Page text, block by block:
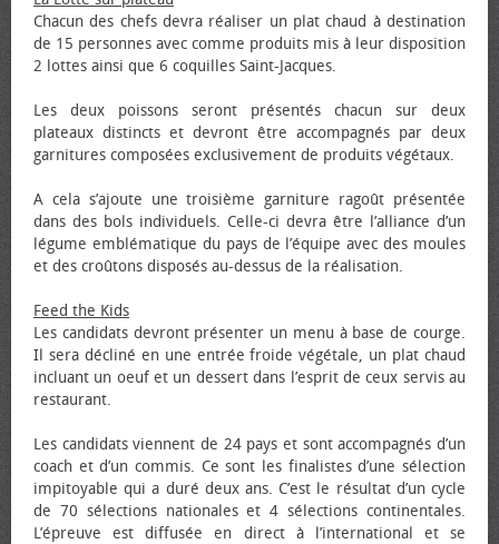
Chacun des chefs devra réaliser un plat chaud à destination
de 15 personnes avec comme produits mis à leur disposition
2 lottes ainsi que 6 coquilles Saint-Jacques.
Les deux poissons seront présentés chacun sur deux
plateaux distincts et devront être accompagnés par deux
garnitures composées exclusivement de produits végétaux.
A cela s’ajoute une troisième garniture ragoût présentée
dans des bols individuels. Celle-ci devra être l’alliance d’un
légume emblématique du pays de l’équipe avec des moules
et des croûtons disposés au-dessus de la réalisation.
Feed the Kids
Les candidats devront présenter un menu à base de courge.
Il sera décliné en une entrée froide végétale, un plat chaud
incluant un œuf et un dessert dans l’esprit de ceux servis au
restaurant.
Les candidats viennent de 24 pays et sont accompagnés d’un
coach et d’un commis. Ce sont les finalistes d’une sélection
impitoyable qui a duré deux ans. C’est le résultat d’un cycle
de 70 sélections nationales et 4 sélections continentales.
L’épreuve est diffusée en direct à l’international et se